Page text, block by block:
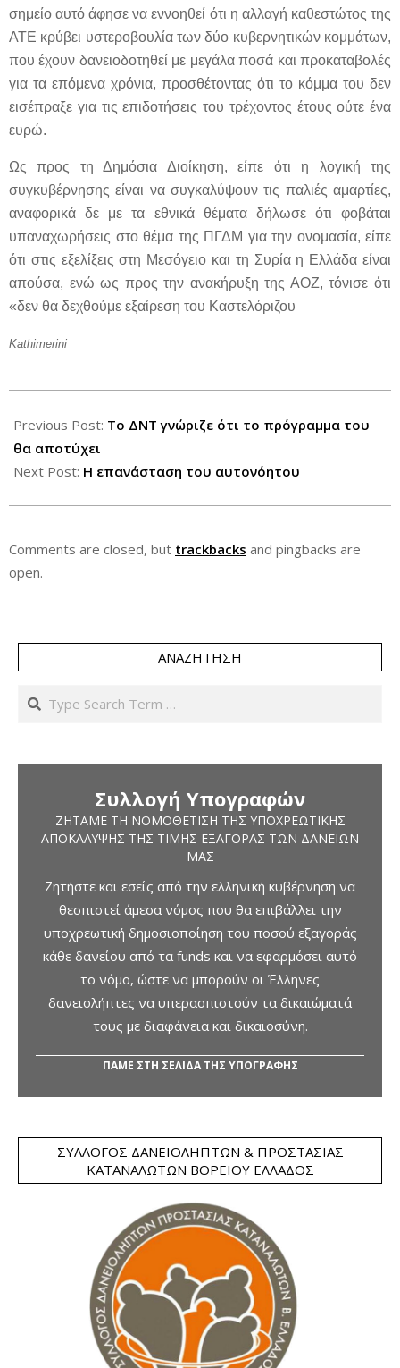
σημείο αυτό άφησε να εννοηθεί ότι η αλλαγή καθεστώτος της
ΑΤΕ κρύβει υστεροβουλία των δύο κυβερνητικών κομμάτων,
που έχουν δανειοδοτηθεί με μεγάλα ποσά και προκαταβολές
για τα επόμενα χρόνια, προσθέτοντας ότι το κόμμα του δεν
εισέπραξε για τις επιδοτήσεις του τρέχοντος έτους ούτε ένα
ευρώ.
Ως προς τη Δημόσια Διοίκηση, είπε ότι η λογική της
συγκυβέρνησης είναι να συγκαλύψουν τις παλιές αμαρτίες,
αναφορικά δε με τα εθνικά θέματα δήλωσε ότι φοβάται
υπαναχωρήσεις στο θέμα της ΠΓΔΜ για την ονομασία, είπε
ότι στις εξελίξεις στη Μεσόγειο και τη Συρία η Ελλάδα είναι
απούσα, ενώ ως προς την ανακήρυξη της ΑΟΖ, τόνισε ότι
«δεν θα δεχθούμε εξαίρεση του Καστελόριζου
Kathimerini
07-
25
Previous Post: Το ΔΝΤ γνώριζε ότι το πρόγραμμα του
θα αποτύχει
Next Post: Η επανάσταση του αυτονόητου
Comments are closed, but trackbacks and pingbacks are
open.
ΑΝΑΖΉΤΗΣΗ
Search
Συλλογή Υπογραφών
ΖΗΤΆΜΕ ΤΗ ΝΟΜΟΘΈΤΙΣΗ ΤΗΣ ΥΠΟΧΡΕΩΤΙΚΉΣ
ΑΠΟΚΆΛΥΨΗΣ ΤΗΣ ΤΙΜΉΣ ΕΞΑΓΟΡΆΣ ΤΩΝ ΔΑΝΕΊΩΝ
ΜΑΣ
Ζητήστε και εσείς από την ελληνική κυβέρνηση να
θεσπιστεί άμεσα νόμος που θα επιβάλλει την
υποχρεωτική δημοσιοποίηση του ποσού εξαγοράς
κάθε δανείου από τα funds και να εφαρμόσει αυτό
το νόμο, ώστε να μπορούν οι Έλληνες
δανειολήπτες να υπερασπιστούν τα δικαιώματά
τους με διαφάνεια και δικαιοσύνη.
ΠΑΜΕ ΣΤΗ ΣΕΛΙΔΑ ΤΗΣ ΥΠΟΓΡΑΦΗΣ
ΣΎΛΛΟΓΟΣ ΔΑΝΕΙΟΛΗΠΤΏΝ & ΠΡΟΣΤΑΣΊΑΣ
ΚΑΤΑΝΑΛΩΤΏΝ ΒΟΡΕΊΟΥ ΕΛΛΆΔΟΣ